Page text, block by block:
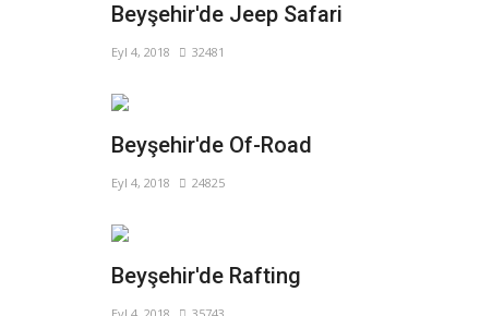
Beyşehir'de Jeep Safari
Eyl 4, 2018 32481
Beyşehir'de Of-Road
Eyl 4, 2018 24825
Beyşehir'de Rafting